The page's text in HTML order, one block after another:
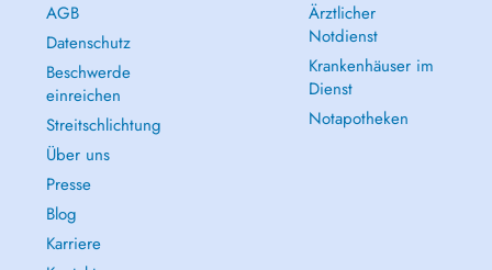
AGB
Datenschutz
Beschwerde
einreichen
Streitschlichtung
Über uns
Presse
Blog
Karriere
Ärztlicher
Notdienst
Krankenhäuser im
Dienst
Notapotheken